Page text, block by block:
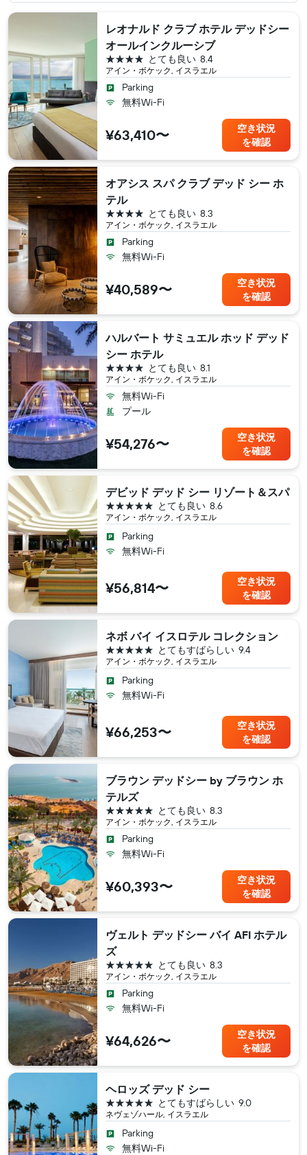
レオナルド クラブ ホテル デッドシー
オールインクルーシブ
アイン・ボケック, イスラエル
8.4
とても良い
4つ星
Parking
無料Wi-Fi
¥63,410〜
空き状況
を確認
オアシス スパ クラブ デッド シー ホ
テル
アイン・ボケック, イスラエル
8.3
とても良い
4つ星
Parking
無料Wi-Fi
¥40,589〜
空き状況
を確認
ハルバート サミュエル ホッド デッド
シー ホテル
アイン・ボケック, イスラエル
8.1
とても良い
4つ星
無料Wi-Fi
プール
¥54,276〜
空き状況
を確認
デビッド デッド シー リゾート＆スパ
アイン・ボケック, イスラエル
8.6
とても良い
5つ星
Parking
無料Wi-Fi
¥56,814〜
空き状況
を確認
ネボ バイ イスロテル コレクション
アイン・ボケック, イスラエル
9.4
とてもすばらしい
5つ星
Parking
無料Wi-Fi
¥66,253〜
空き状況
を確認
ブラウン デッドシー by ブラウン ホ
テルズ
アイン・ボケック, イスラエル
8.3
とても良い
5つ星
Parking
無料Wi-Fi
¥60,393〜
空き状況
を確認
ヴェルト デッドシー バイ AFI ホテル
ズ
アイン・ボケック, イスラエル
8.3
とても良い
5つ星
Parking
無料Wi-Fi
¥64,626〜
空き状況
を確認
ヘロッズ デッド シー
ネヴェゾハール, イスラエル
9.0
とてもすばらしい
5つ星
Parking
無料Wi-Fi